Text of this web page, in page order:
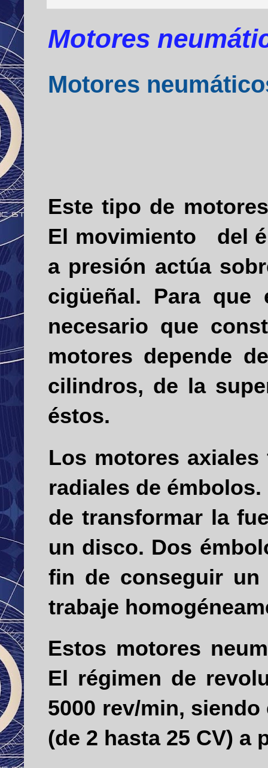
Motores
Motores
Este tipo de
El movimiento
del
a presión actúa
cigüeñal. Para que
necesario que
motores depende
cilindros, de la
éstos.
Los motores
radiales de
de transformar la
un disco. Dos
fin de conseguir
trabaje
Estos motores
El régimen de
5000 rev/min,
(de 2 hasta 25 CV) a